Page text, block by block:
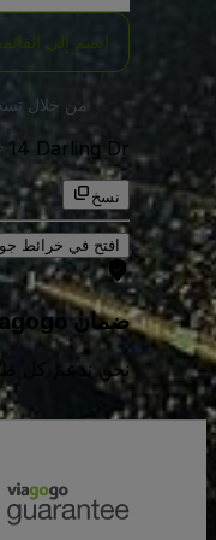
انضم إلى
من خلال
14 Darling Dr, سيدني, 2000, استراليا
نسخ
افتح في خرائط
ضمان Viagogo
نحن ندعم كل طلب